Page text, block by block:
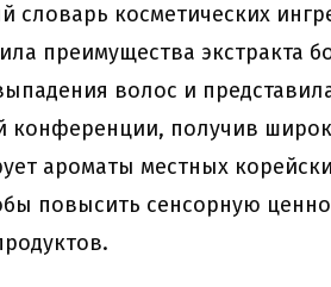
косметических
преимущества экстракта
волос и
конференции, получив
ароматы местных
повысить сенсорную